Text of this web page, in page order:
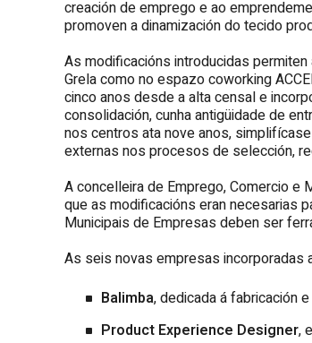
creación de emprego e ao
promoven a dinamización do tecido
As modificacións introducidas
Grela como no espazo coworking
cinco anos desde a alta censal e
consolidación, cunha antigüidade de
nos centros ata nove anos,
externas nos procesos de selección,
A concelleira de Emprego, Comercio e
que as modificacións eran necesarias
Municipais de Empresas deben ser
As seis novas empresas incorporadas
Balimba, dedicada á fabricación
Product Experience Designer,